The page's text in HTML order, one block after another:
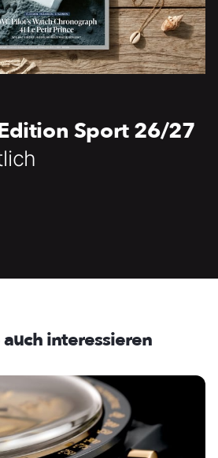
Sport 26/27
interessieren